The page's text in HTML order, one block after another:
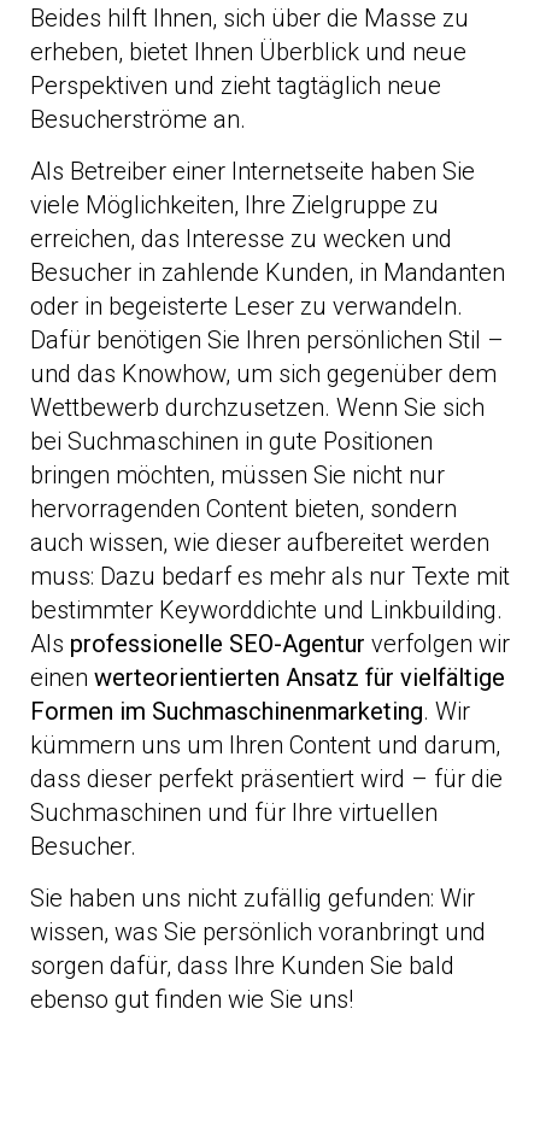
Beides hilft Ihnen, sich über die Masse zu
erheben, bietet Ihnen Überblick und neue
Perspektiven und zieht tagtäglich neue
Besucherströme an.
Als Betreiber einer Internetseite haben Sie
viele Möglichkeiten, Ihre Zielgruppe zu
erreichen, das Interesse zu wecken und
Besucher in zahlende Kunden, in Mandanten
oder in begeisterte Leser zu verwandeln.
Dafür benötigen Sie Ihren persönlichen Stil –
und das Knowhow, um sich gegenüber dem
Wettbewerb durchzusetzen. Wenn Sie sich
bei Suchmaschinen in gute Positionen
bringen möchten, müssen Sie nicht nur
hervorragenden Content bieten, sondern
auch wissen, wie dieser aufbereitet werden
muss: Dazu bedarf es mehr als nur Texte mit
bestimmter Keyworddichte und Linkbuilding.
Als professionelle SEO-Agentur verfolgen wir
einen werteorientierten Ansatz für vielfältige
Formen im Suchmaschinenmarketing. Wir
kümmern uns um Ihren Content und darum,
dass dieser perfekt präsentiert wird – für die
Suchmaschinen und für Ihre virtuellen
Besucher.
Sie haben uns nicht zufällig gefunden: Wir
wissen, was Sie persönlich voranbringt und
sorgen dafür, dass Ihre Kunden Sie bald
ebenso gut finden wie Sie uns!